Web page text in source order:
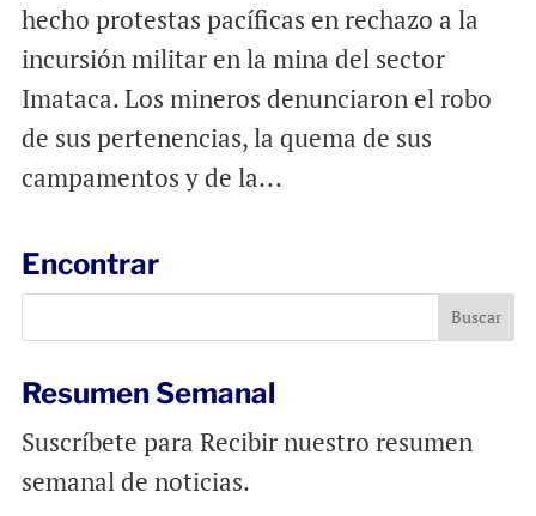
hecho protestas pacíficas en rechazo a la
incursión militar en la mina del sector
Imataca. Los mineros denunciaron el robo
de sus pertenencias, la quema de sus
campamentos y de la...
Encontrar
Resumen Semanal
Suscríbete para Recibir nuestro resumen
semanal de noticias.